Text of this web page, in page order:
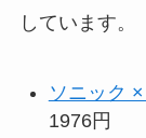
しています。
ソニック
1976円